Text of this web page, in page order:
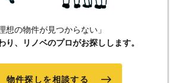
理想の物件が見つからない」
り、リノベのプロがお探しします。
物件探しを相談する